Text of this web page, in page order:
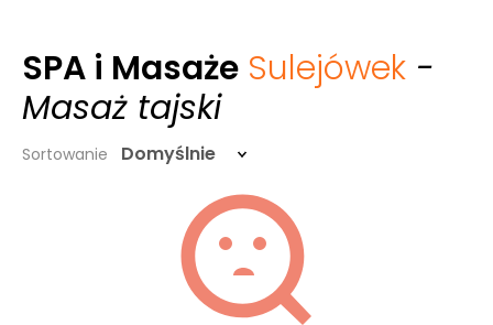
SPA i Masaże Sulejówek -
Masaż tajski
Sortowanie Domyślnie